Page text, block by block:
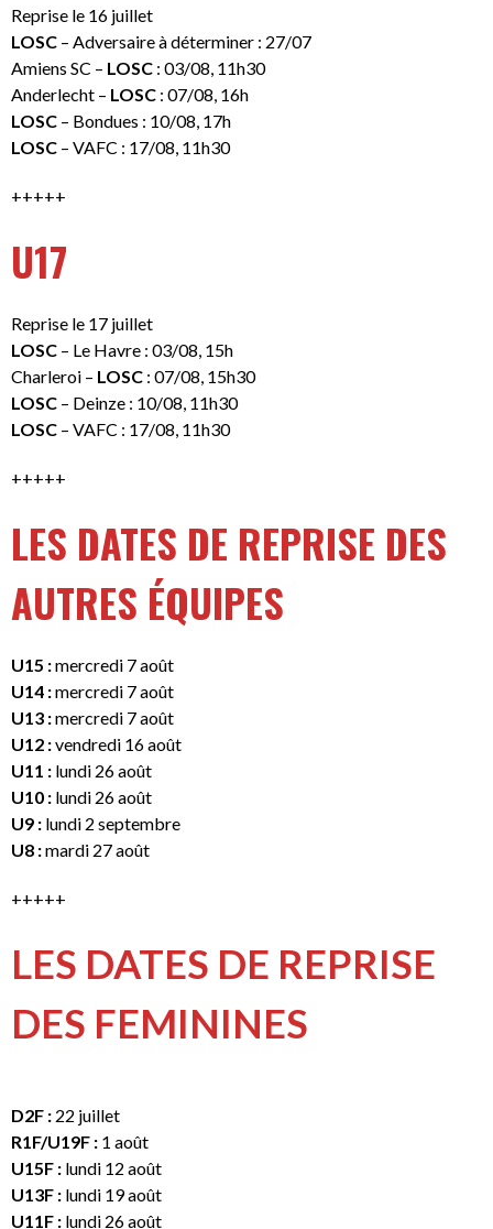
Reprise le 16 juillet
LOSC – Adversaire à déterminer : 27/07
Amiens SC – LOSC : 03/08, 11h30
Anderlecht – LOSC : 07/08, 16h
LOSC – Bondues : 10/08, 17h
LOSC – VAFC : 17/08, 11h30
+++++
U17
Reprise le 17 juillet
LOSC – Le Havre : 03/08, 15h
Charleroi – LOSC : 07/08, 15h30
LOSC – Deinze : 10/08, 11h30
LOSC – VAFC : 17/08, 11h30
+++++
LES DATES DE REPRISE DES
AUTRES ÉQUIPES
U15 :mercredi 7 août
U14 :mercredi 7 août
U13 :mercredi 7 août
U12 :vendredi 16 août
U11 : lundi 26 août
U10 : lundi 26 août
U9 : lundi 2 septembre
U8 :mardi 27 août
+++++
LES DATES DE REPRISE
DES FEMININES
D2F : 22 juillet
R1F/U19F : 1 août
U15F : lundi 12 août
U13F : lundi 19 août
U11F : lundi 26 août